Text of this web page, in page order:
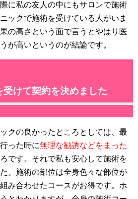
に私の友人の中にもサロンで施術
ックで施術を受けている人がいま
の高さという面で言うとやはり医
が高いというのが結論です。
受けて契約を決めました
クの良かったところとしては、最
った時に無理な勧誘などをまった
です。それで私も安心して施術を
。施術の部位は全身色々な部位が
み合わせたコースがお得です。ホ